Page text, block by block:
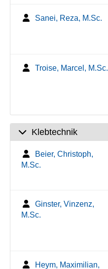
Sanei, Reza, M.Sc.
Troise, Marcel, M.Sc.
Klebtechnik
Beier, Christoph,
M.Sc.
Ginster, Vinzenz,
M.Sc.
Heym, Maximilian,